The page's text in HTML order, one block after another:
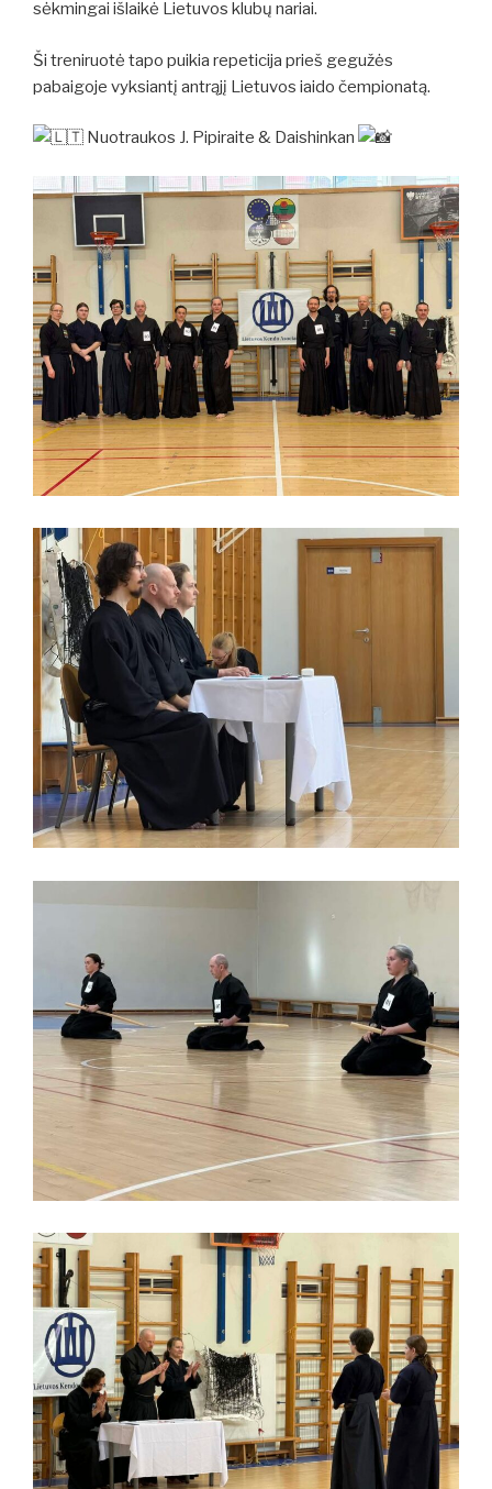
sėkmingai išlaikė Lietuvos klubų nariai.
Ši treniruotė tapo puikia repeticija prieš gegužės
pabaigoje vyksiantį antrąjį Lietuvos iaido čempionatą.
Nuotraukos J. Pipiraite & Daishinkan